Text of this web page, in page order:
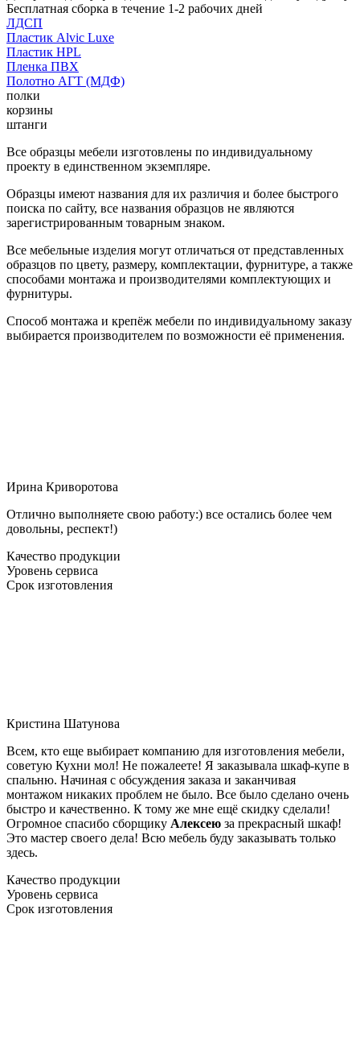
Бесплатная сборка в течение 1-2 рабочих дней
ЛДСП
Пластик Alvic Luxe
Пластик HPL
Пленка ПВХ
Полотно АГТ (МДФ)
полки
корзины
штанги
Все образцы мебели изготовлены по индивидуальному
проекту в единственном экземпляре.
Образцы имеют названия для их различия и более быстрого
поиска по сайту, все названия образцов не являются
зарегистрированным товарным знаком.
Все мебельные изделия могут отличаться от представленных
образцов по цвету, размеру, комплектации, фурнитуре, а также
способами монтажа и производителями комплектующих и
фурнитуры.
Способ монтажа и крепёж мебели по индивидуальному заказу
выбирается производителем по возможности её применения.
Ирина Криворотова
Отлично выполняете свою работу:) все остались более чем
довольны, респект!)
Качество продукции
Уровень сервиса
Срок изготовления
Кристина Шатунова
Всем, кто еще выбирает компанию для изготовления мебели,
советую Кухни мол! Не пожалеете! Я заказывала шкаф-купе в
спальню. Начиная с обсуждения заказа и заканчивая
монтажом никаких проблем не было. Все было сделано очень
быстро и качественно. К тому же мне ещё скидку сделали!
Огромное спасибо сборщику Алексею за прекрасный шкаф!
Это мастер своего дела! Всю мебель буду заказывать только
здесь.
Качество продукции
Уровень сервиса
Срок изготовления